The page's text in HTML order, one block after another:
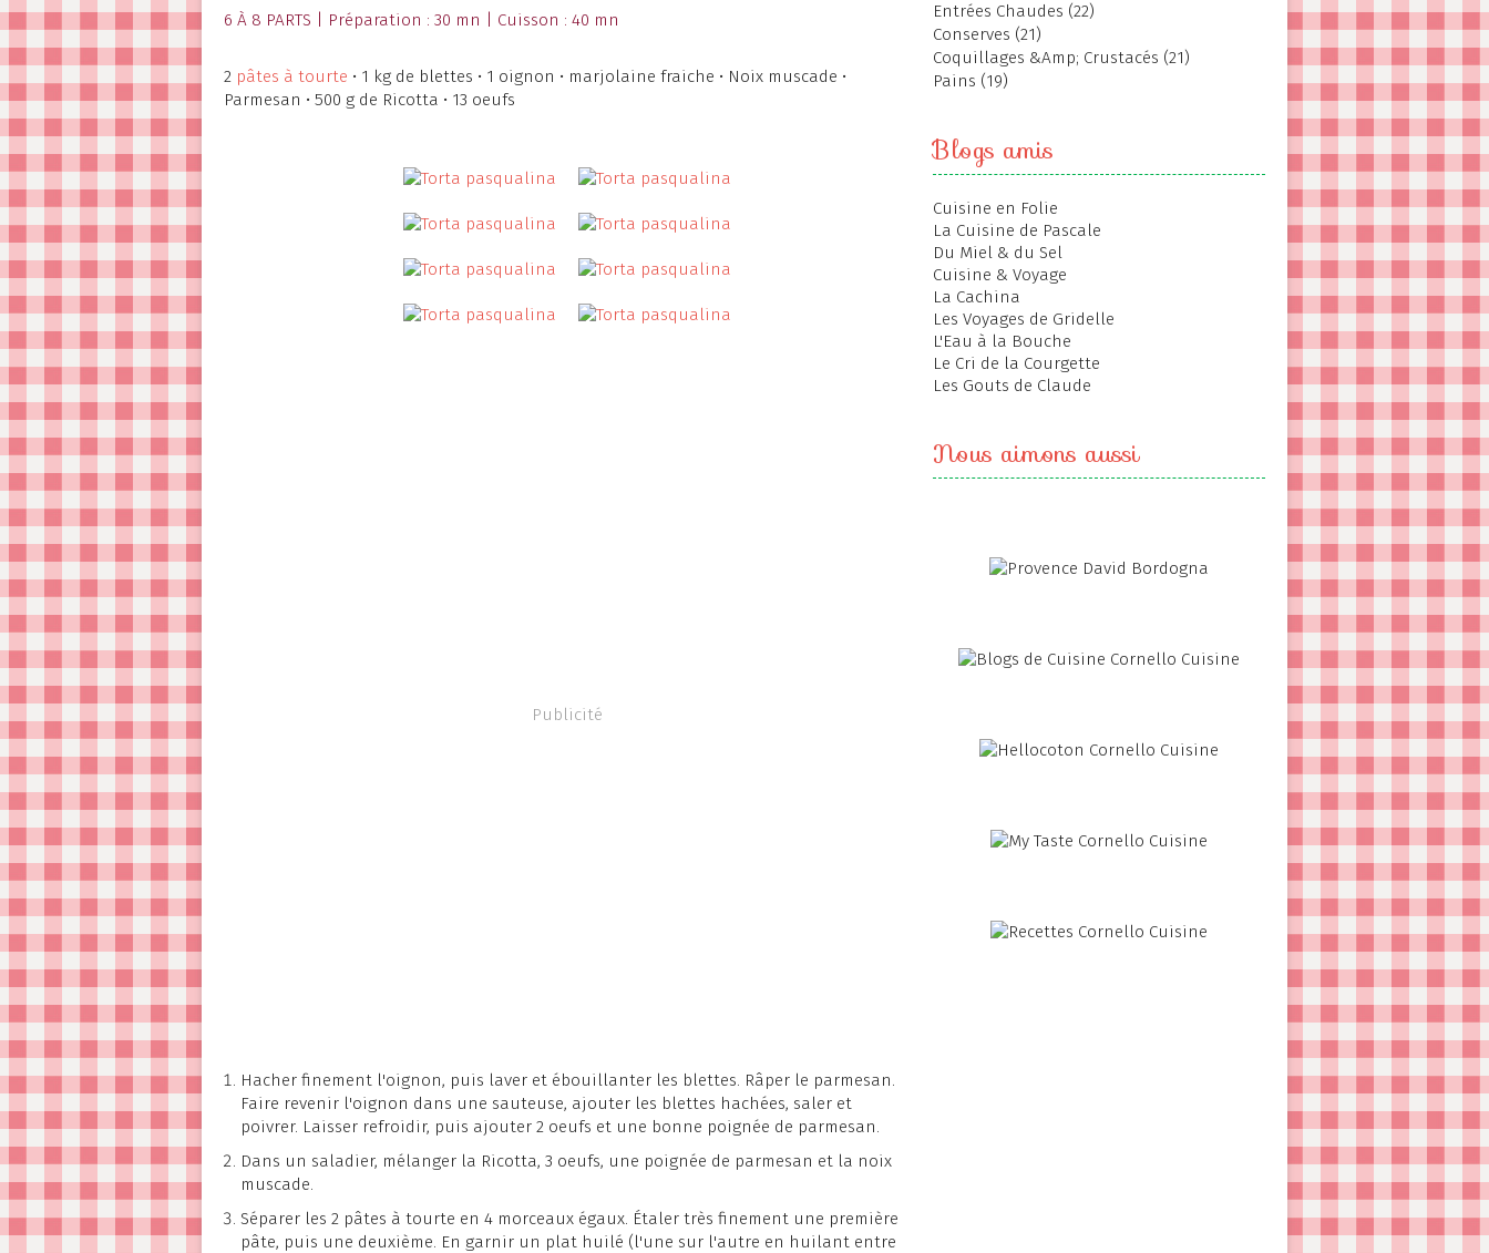
6 À 8 PARTS | Préparation : 30 mn | Cuisson : 40 mn
2 pâtes à tourte • 1 kg de blettes • 1 oignon • marjolaine fraiche • Noix muscade •
Parmesan • 500 g de Ricotta • 13 oeufs
Publicité
Hacher finement l'oignon, puis laver et ébouillanter les blettes. Râper le parmesan.
Faire revenir l'oignon dans une sauteuse, ajouter les blettes hachées, saler et
poivrer. Laisser refroidir, puis ajouter 2 oeufs et une bonne poignée de parmesan.
Dans un saladier, mélanger la Ricotta, 3 oeufs, une poignée de parmesan et la noix
muscade.
Séparer les 2 pâtes à tourte en 4 morceaux égaux. Étaler très finement une première
pâte, puis une deuxième. En garnir un plat huilé (l'une sur l'autre en huilant entre
Entrées Chaudes (22)
Conserves (21)
Coquillages &Amp; Crustacés (21)
Pains (19)
Blogs amis
Cuisine en Folie
La Cuisine de Pascale
Du Miel & du Sel
Cuisine & Voyage
La Cachina
Les Voyages de Gridelle
L'Eau à la Bouche
Le Cri de la Courgette
Les Gouts de Claude
Nous aimons aussi